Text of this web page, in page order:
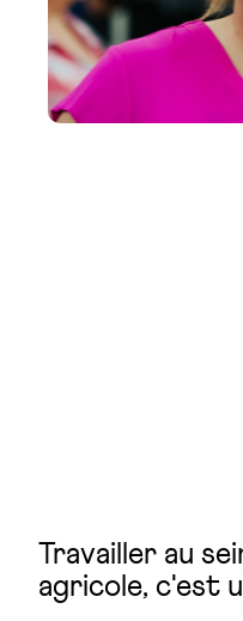
Travailler au
agricole, c'est